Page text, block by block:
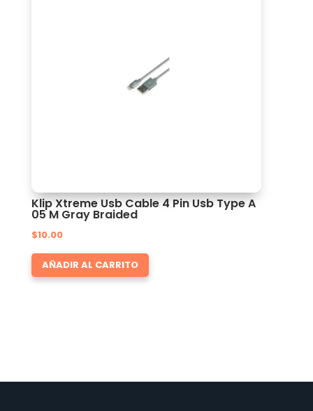
Klip Xtreme Usb Cable 4 Pin Usb Type A
05 M Gray Braided
$10.00
AÑADIR AL CARRITO